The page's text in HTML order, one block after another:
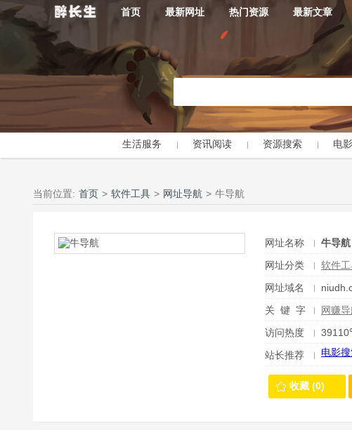
首页 最新网址 热门资源 最新文章
生活服务 资讯阅读 资源搜索 电
当前位置: 首页 > 软件工具 > 网址导航 > 牛导航
网址名称
牛导航
网址分类
软件
网址域名
关 键 字
网赚
访问热度
站长推荐
电影
收藏 (0)